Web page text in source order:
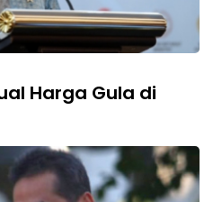
Harga Gula di